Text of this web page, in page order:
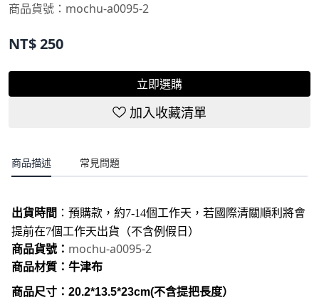
商品貨號： mochu-a0095-2
NT$250
立即選購
加入收藏清單
商品描述 常見問題
出貨時間 ： 預購款，約7-14個工作天，若國際清關順利將會
提前在7個工作天出貨（不含例假日）
商品貨號： mochu-a0095-2
商品材質：牛津布
商品尺寸：20.2*13.5*23cm(不含提把長度）